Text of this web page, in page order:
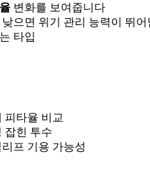
변화를 보여줍니다
으면 위기 관리 능력이 뛰어
타입
피타율 비교
잡힌 투수
프 기용 가능성